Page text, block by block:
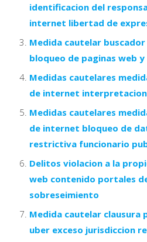
identificacion del
internet libertad de
Medida cautelar
bloqueo de paginas web
Medidas cautelares
de internet
Medidas cautelares
de internet bloqueo de
restrictiva funcionario
Delitos violacion a la
web contenido portales
sobreseimiento
Medida cautelar clausura
uber exceso jurisdiccion